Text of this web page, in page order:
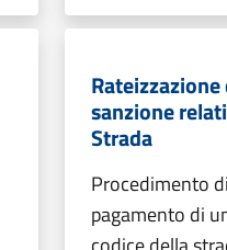
sanzione
Strada
Procedimento
pagamento di